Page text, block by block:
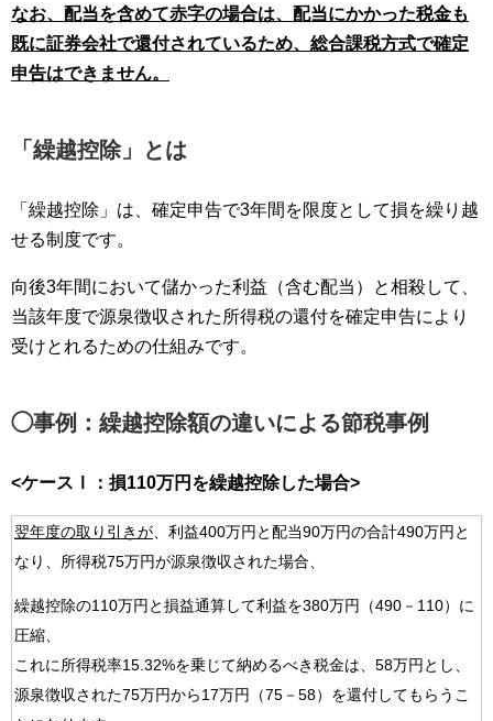
なお、配当を含めて赤字の場合は、配当にかかった税金も
既に証券会社で還付されているため、総合課税方式で確定
申告はできません。
「繰越控除」とは
「繰越控除」は、確定申告で3年間を限度として損を繰り越
せる制度です。
向後3年間において儲かった利益（含む配当）と相殺して、
当該年度で源泉徴収された所得税の還付を確定申告により
受けとれるための仕組みです。
◯事例：繰越控除額の違いによる節税事例
<ケースⅠ：損110万円を繰越控除した場合>
翌年度の取り引きが 、利益400万円と配当90万円の合計490万円と
なり、所得税75万円が源泉徴収された場合、
繰越控除の110万円と損益通算して利益を380万円（490－110）に
圧縮、
これに所得税率15.32%を乗じて納めるべき税金は、58万円とし、
源泉徴収された75万円から17万円（75－58）を還付してもらうこ